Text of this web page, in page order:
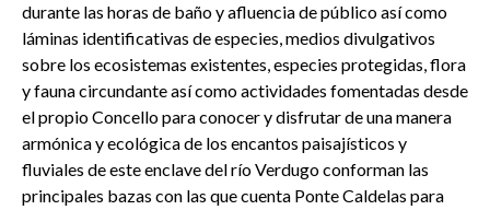
durante las horas de baño y afluencia de público así como
láminas identificativas de especies, medios divulgativos
sobre los ecosistemas existentes, especies protegidas, flora
y fauna circundante así como actividades fomentadas desde
el propio Concello para conocer y disfrutar de una manera
armónica y ecológica de los encantos paisajísticos y
fluviales de este enclave del río Verdugo conforman las
principales bazas con las que cuenta Ponte Caldelas para